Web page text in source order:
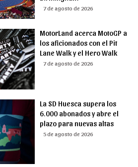
7 de agosto de 2026
MotorLand acerca MotoGP a
los aficionados con el Pit
Lane Walk y el Hero Walk
7 de agosto de 2026
La SD Huesca supera los
6.000 abonados y abre el
plazo para nuevas altas
5 de agosto de 2026